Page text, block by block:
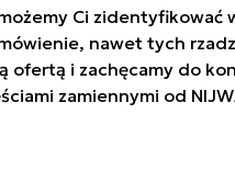
Ci zidentyfikować
nawet tych
ofertą i zachęcamy do
zamiennymi od